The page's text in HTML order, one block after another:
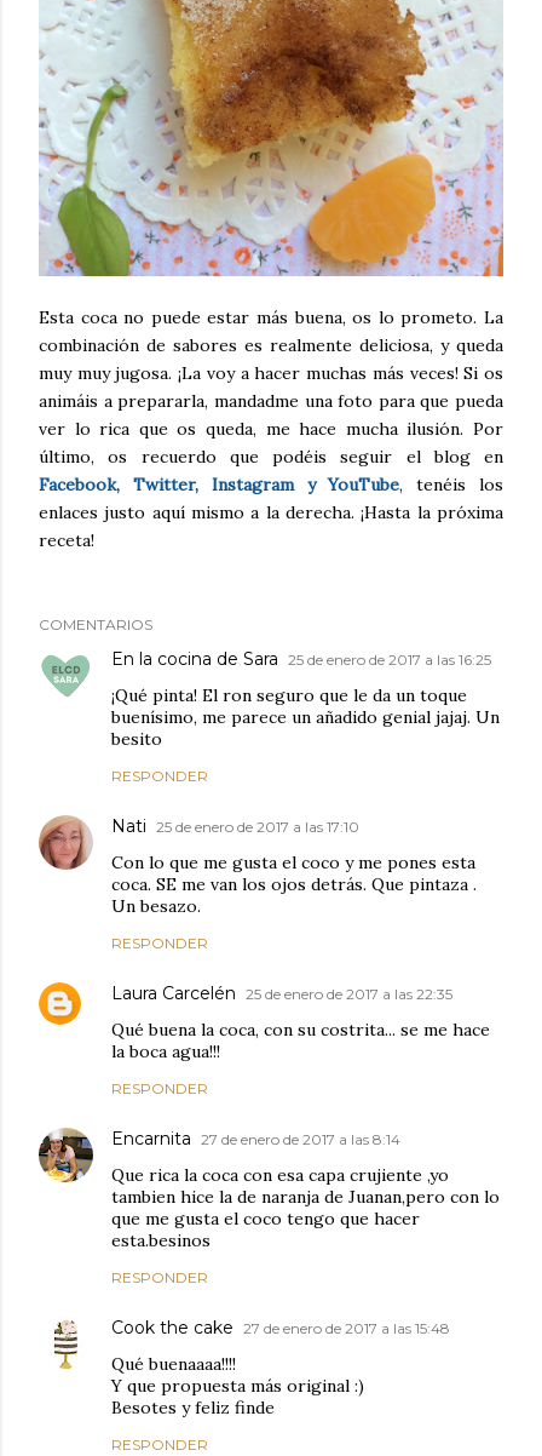
Esta coca no puede estar más buena, os lo prometo. La
combinación de sabores es realmente deliciosa, y queda
muy muy jugosa. ¡La voy a hacer muchas más veces! Si os
animáis a prepararla, mandadme una foto para que pueda
ver lo rica que os queda, me hace mucha ilusión. Por
último, os recuerdo que podéis seguir el blog en
Facebook, Twitter, Instagram y YouTube, tenéis los
enlaces justo aquí mismo a la derecha. ¡Hasta la próxima
receta!
COMENTARIOS
En la cocina de Sara 25 de enero de 2017 a las 16:25
¡Qué pinta! El ron seguro que le da un toque
buenísimo, me parece un añadido genial jajaj. Un
besito
RESPONDER
Nati 25 de enero de 2017 a las 17:10
Con lo que me gusta el coco y me pones esta
coca. SE me van los ojos detrás. Que pintaza .
Un besazo.
RESPONDER
Laura Carcelén 25 de enero de 2017 a las 22:35
Qué buena la coca, con su costrita... se me hace
la boca agua!!!
RESPONDER
Encarnita 27 de enero de 2017 a las 8:14
Que rica la coca con esa capa crujiente ,yo
tambien hice la de naranja de Juanan,pero con lo
que me gusta el coco tengo que hacer
esta.besinos
RESPONDER
Cook the cake 27 de enero de 2017 a las 15:48
Qué buenaaaa!!!!
Y que propuesta más original :)
Besotes y feliz finde
RESPONDER